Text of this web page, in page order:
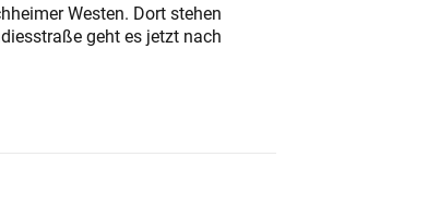
Westen. Dort stehen
geht es jetzt nach